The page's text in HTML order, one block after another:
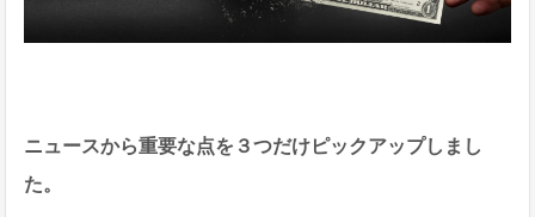
ニュースから重要な点を３つだけピックアップしまし
た。